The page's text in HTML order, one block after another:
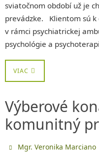
sviatočnom období už je
prevádzke. Klientom sú k
v rámci psychiatrickej
psychológie a
VIAC
Výberové
komunitný
Mgr. Veronika Marciano